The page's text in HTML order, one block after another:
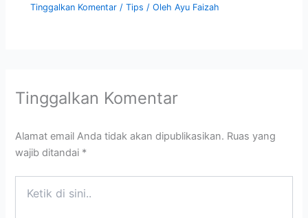
Tinggalkan Komentar /Tips / OlehAyu Faizah
Tinggalkan Komentar
Alamat email Anda tidak akan dipublikasikan. Ruas yang
wajib ditandai *